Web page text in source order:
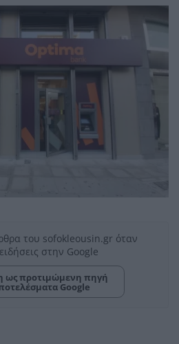
του sofokleousin.gr όταν
στην Google
ως προτιμώμενη πηγή
Google